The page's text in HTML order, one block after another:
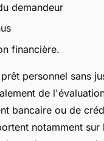
demandeur
financière.
personnel sans
de
bancaire ou de
notamment sur